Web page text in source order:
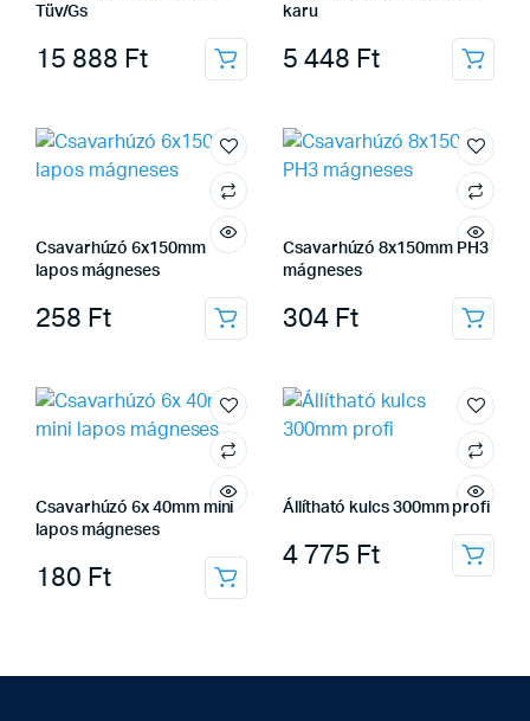
Tüv/Gs
15 888 Ft
karu
5 448 Ft
Csavarhúzó 6x150mm
lapos mágneses
258 Ft
Csavarhúzó 8x150mm PH3
mágneses
304 Ft
Csavarhúzó 6x 40mm mini
lapos mágneses
180 Ft
Állítható kulcs 300mm profi
4 775 Ft